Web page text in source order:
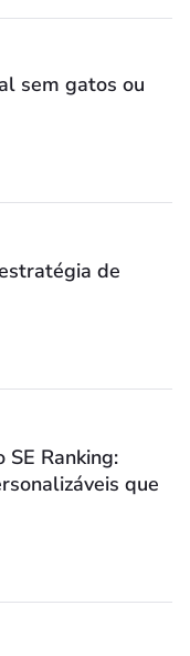
sem gatos ou
de
Ranking:
que